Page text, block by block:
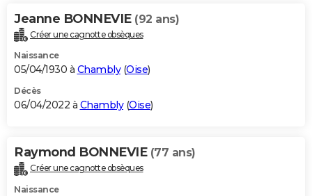
Jeanne BONNEVIE (92 ans)
Créer une cagnotte obsèques
Naissance
05/04/1930 à Chambly(Oise)
Décès
06/04/2022 à Chambly(Oise)
Raymond BONNEVIE (77 ans)
Créer une cagnotte obsèques
Naissance